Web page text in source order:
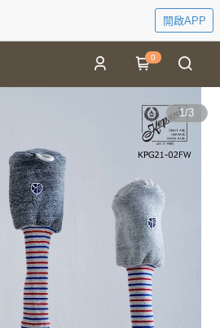
開啟APP
0
1/3